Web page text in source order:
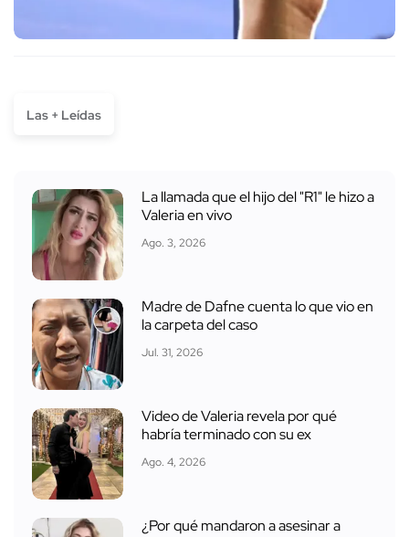
Las + Leídas
La llamada que el hijo del "R1" le hizo a
Valeria en vivo
Ago. 3, 2026
Madre de Dafne cuenta lo que vio en
la carpeta del caso
Jul. 31, 2026
Video de Valeria revela por qué
habría terminado con su ex
Ago. 4, 2026
¿Por qué mandaron a asesinar a